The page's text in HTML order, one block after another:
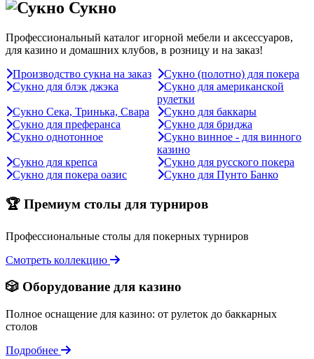
Сукно
Профессиональный каталог игорной мебели и аксессуаров,
для казино и домашних клубов, в розницу и на заказ!
Производство сукна на заказ
Сукно (полотно) для покера
Сукно для блэк джэка
Сукно для американской
рулетки
Сукно Сека, Тринька, Свара
Сукно для баккары
Сукно для преферанса
Сукно для бриджа
Сукно однотонное
Сукно винное - для винного
казино
Сукно для крепса
Сукно для русского покера
Сукно для покера оазис
Сукно для Пунто Банко
🏆 Премиум столы для турниров
Профессиональные столы для покерных турниров
Смотреть коллекцию
🎲 Оборудование для казино
Полное оснащение для казино: от рулеток до баккарных
столов
Подробнее